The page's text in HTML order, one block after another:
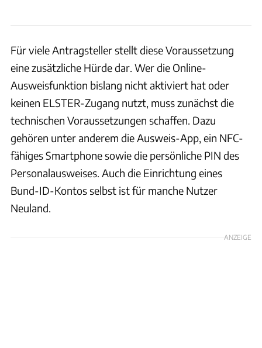
Für viele Antragsteller stellt diese Voraussetzung
eine zusätzliche Hürde dar. Wer die Online-
Ausweisfunktion bislang nicht aktiviert hat oder
keinen ELSTER-Zugang nutzt, muss zunächst die
technischen Voraussetzungen schaffen. Dazu
gehören unter anderem die Ausweis-App, ein NFC-
fähiges Smartphone sowie die persönliche PIN des
Personalausweises. Auch die Einrichtung eines
Bund-ID-Kontos selbst ist für manche Nutzer
Neuland.
ANZEIGE